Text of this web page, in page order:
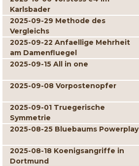
Karlsbader
2025-09-29 Methode des
Vergleichs
2025-09-22 Anfaellige Mehrheit
am Damenfluegel
2025-09-15 All in one
2025-09-08 Vorpostenopfer
2025-09-01 Truegerische
Symmetrie
2025-08-25 Bluebaums Powerplay
2025-08-18 Koenigsangriffe in
Dortmund